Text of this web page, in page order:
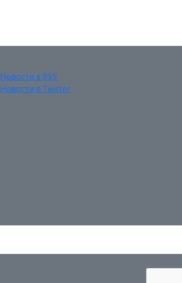
Новости в RSS
Новости в Twitter